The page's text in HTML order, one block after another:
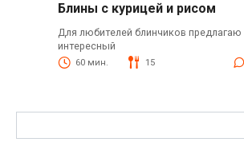
Блины с курицей и рисом
Для любителей блинчиков предлагаю
интересный
60 мин. 15